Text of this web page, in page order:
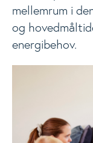
mellemrum i
og
energibehov.